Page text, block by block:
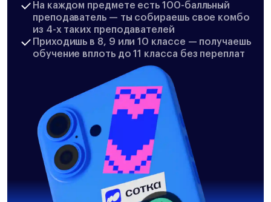
На каждом предмете есть 100-балльный
преподаватель — ты собираешь свое комбо
из 4-х таких преподавателей
Приходишь в 8, 9 или 10 классе — получаешь
обучение вплоть до 11 класса без переплат